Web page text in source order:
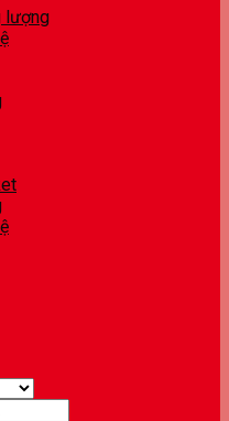
lượng